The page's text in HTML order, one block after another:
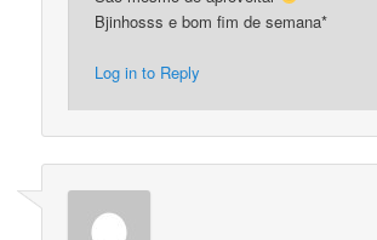
Bjinhosss e bom fim de semana*
Log in to Reply